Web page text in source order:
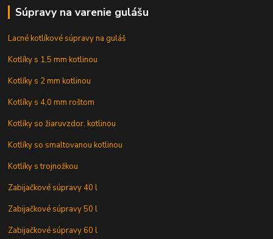
Súpravy na varenie gulášu
Lacné kotlíkové súpravy na guláš
Kotlíky s 1,5 mm kotlinou
Kotlíky s 2 mm kotlinou
Kotlíky s 4,0 mm roštom
Kotlíky so žiaruvzdor. kotlinou
Kotlíky so smaltovanou kotlinou
Kotlíky s trojnožkou
Zabijačkové súpravy 40 l
Zabijačkové súpravy 50 l
Zabijačkové súpravy 60 l